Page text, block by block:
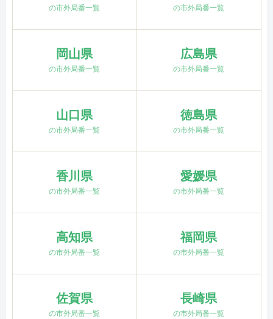
の市外局番一覧 の市外局番一覧
岡山県
の市外局番一覧
広島県
の市外局番一覧
山口県
の市外局番一覧
徳島県
の市外局番一覧
香川県
の市外局番一覧
愛媛県
の市外局番一覧
高知県
の市外局番一覧
福岡県
の市外局番一覧
佐賀県
の市外局番一覧
長崎県
の市外局番一覧